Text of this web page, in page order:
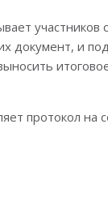
участников
документ, и
протокол на